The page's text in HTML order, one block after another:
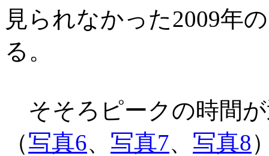
見られなかった2009年
る。
そそろピークの時間
（写真6、 写真7、 写真8